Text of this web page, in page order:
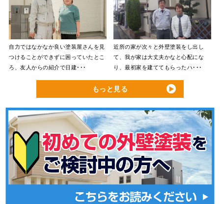
自力ではなかなか良い塗装屋さんを見
つけることができずに困っていたとこ
ろ、友人からの紹介で日建･･･
近所の家が次々と外壁塗装をし出し
て、我が家は大丈夫かなと心配にな
り、最初家を建ててもらったハ･･･
もっと見る